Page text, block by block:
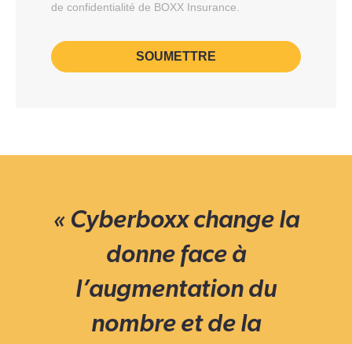
de confidentialité de BOXX Insurance.
« Cyberboxx change la
donne face à
l’augmentation du
nombre et de la